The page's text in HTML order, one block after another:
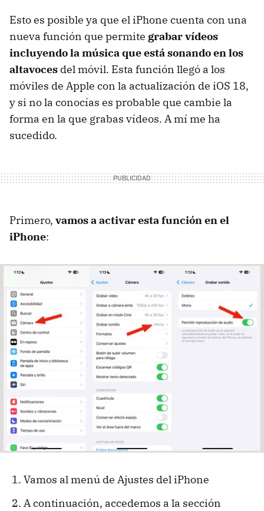
Esto es posible ya que el iPhone cuenta con una
nueva función que permite grabar vídeos
incluyendo la música que está sonando en los
altavoces del móvil. Esta función llegó a los
móviles de Apple con la actualización de iOS 18,
y si no la conocías es probable que cambie la
forma en la que grabas vídeos. A mí me ha
sucedido.
Primero, vamos a activar esta función en el
iPhone:
Vamos al menú de Ajustes del iPhone
A continuación, accedemos a la sección